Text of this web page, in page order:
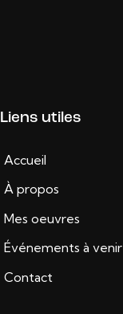
Liens utiles
Accueil
À propos
Mes oeuvres
Événements à venir
Contact